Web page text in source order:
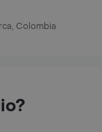
Colombia